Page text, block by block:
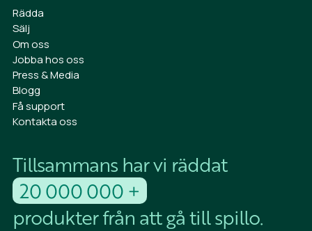
Rädda
Sälj
Om oss
Jobba hos oss
Press & Media
Blogg
Få support
Kontakta oss
Tillsammans har vi räddat
20 000 000 +
produkter från att gå till spillo.